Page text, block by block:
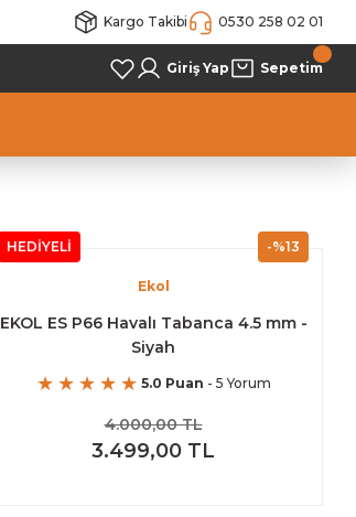
Kargo Takibi 0530 258 02 01
Giriş Yap Sepetim
-%13
HEDİYELİ
Ekol
EKOL ES P66 Havalı Tabanca 4.5 mm -
Siyah
5.0 Puan - 5 Yorum
4.000,00 TL
3.499,00 TL